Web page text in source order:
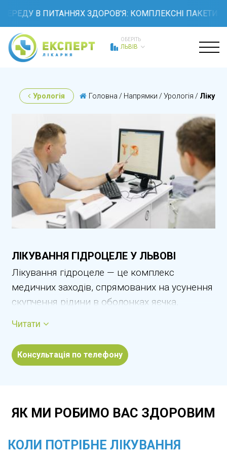
В ПИТАННЯХ ЗДОРОВ'Я: КОМПЛЕКСНІ ПАКЕТИ
ОБЕРІТЬ
ЛЬВІВ
Урологія Головна / Напрямки /Урологія /
ЛІКУВАННЯ ГІДРОЦЕЛЕ У ЛЬВОВІ
Лікування гідроцеле — це комплекс
медичних заходів, спрямованих на усунення
скупчення рідини в оболонках яєчка,
Гідроцеле, або водянка яєчка, може
виникати внаслідок запальних процесів,
супроводжується болем, однак без
лікування може прогресувати та впливати
гідроцеле проводиться з урахуванням
Читати
Консультація по телефону
ЯК МИ РОБИМО ВАС ЗДОРОВИМ
КОЛИ ПОТРІБНЕ ЛІКУВАННЯ